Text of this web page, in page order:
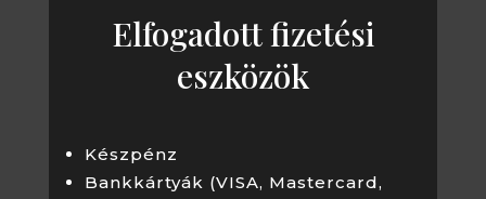
Elfogadott fizetési
eszközök
Készpénz
Bankkártyák (VISA, Mastercard,